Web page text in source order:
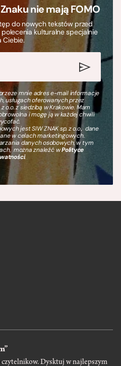
nie mają FOMO
do nowych tekstów przed
kulturalne specjalnie
Ciebie.
mnie adres e-mail informacje
usługach oferowanych przez
o.o. z siedzibą w Krakowie. Mam
i mogę ją w każdej chwili
jest SIW ZNAK sp. z o.o., dane
w celach marketingowych.
danych osobowych, w tym
można znaleźć wPolityce
.
czytelnikow. Dysktuj w najlepszym